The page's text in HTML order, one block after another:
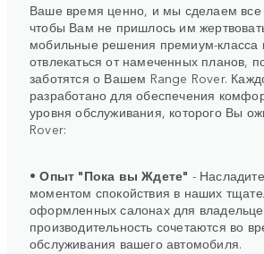
Ваше время ценно, и мы сделаем все
чтобы Вам не пришлось им
мобильные решения премиум-класса
отвлекаться от намеченных планов,
заботятся о Вашем Range Rover.
разработано для обеспечения
уровня обслуживания, которого Вы
Rover:
•Опыт "Пока вы Ждете" -
моментом спокойствия в наших
оформленных салонах для
производительность сочетаются во
обслуживания вашего автомобиля.